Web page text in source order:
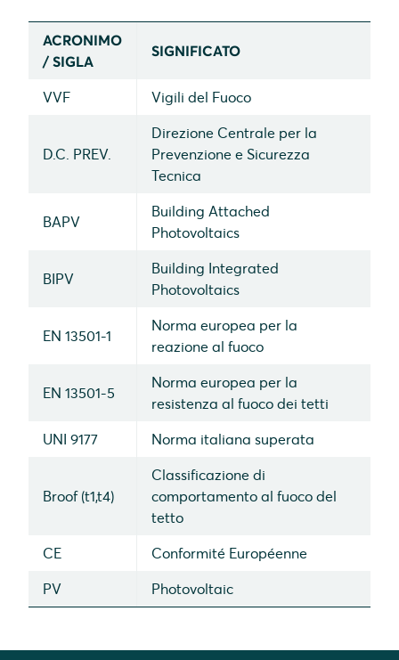
Tipologia b
Certificato CEI TS 82-89 Panel vision
Certificato Broof (t2) sec. EN 13501-5
ACRONIMO
/ SIGLA
SIGNIFICATO
VVF Vigili del Fuoco
D.C. PREV.
Direzione Centrale per la
Prevenzione e Sicurezza
Tecnica
BAPV
Building Attached
Photovoltaics
BIPV
Building Integrated
Photovoltaics
EN 13501-1
Norma europea per la
reazione al fuoco
EN 13501-5
Norma europea per la
resistenza al fuoco dei tetti
UNI 9177
Norma italiana superata
Broof (t1,t4)
Classificazione di
comportamento al fuoco del
tetto
CE
Conformité Européenne
PV
Photovoltaic